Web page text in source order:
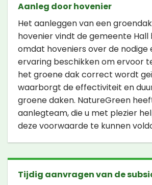
Aanleg door hovenier
Het aanleggen van een
hovenier vindt de gemeente Hall
omdat hoveniers over de nodige
ervaring beschikken om ervoor
het groene dak correct wordt
waarborgt de effectiviteit en
groene daken. NatureGreen
aanlegteam, die u met plezier
deze voorwaarde te kunnen
Tijdig aanvragen van de